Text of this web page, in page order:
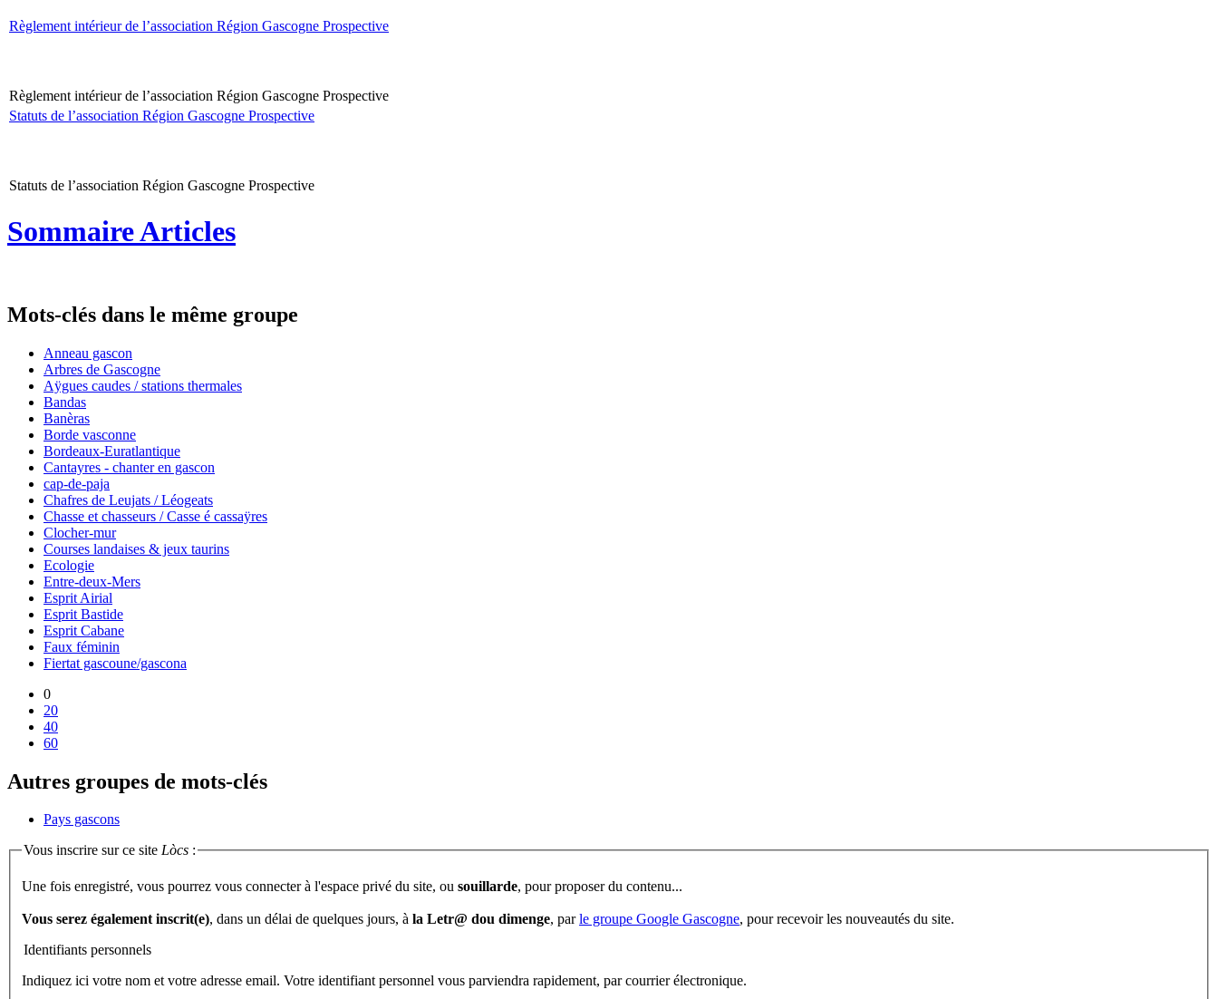
Règlement intérieur de l’association Région Gascogne Prospective
Règlement intérieur de l’association Région Gascogne Prospective
Statuts de l’association Région Gascogne Prospective
Statuts de l’association Région Gascogne Prospective
Sommaire Articles
Mots-clés dans le même groupe
Anneau gascon
Arbres de Gascogne
Aÿgues caudes / stations thermales
Bandas
Banèras
Borde vasconne
Bordeaux-Euratlantique
Cantayres - chanter en gascon
cap-de-paja
Chafres de Leujats / Léogeats
Chasse et chasseurs / Casse é cassaÿres
Clocher-mur
Courses landaises & jeux taurins
Ecologie
Entre-deux-Mers
Esprit Airial
Esprit Bastide
Esprit Cabane
Faux féminin
Fiertat gascoune/gascona
0
20
40
60
Autres groupes de mots-clés
Pays gascons
Vous inscrire sur ce site Lòcs :
Une fois enregistré, vous pourrez vous connecter à l'espace privé du site, ou souillarde , pour proposer du contenu...
Vous serez également inscrit(e), dans un délai de quelques jours, à la Letr@ dou dimenge, parle groupe Google Gascogne, pour recevoir les nouveautés du site.
Identifiants personnels
Indiquez ici votre nom et votre adresse email. Votre identifiant personnel vous parviendra rapidement, par courrier électronique.